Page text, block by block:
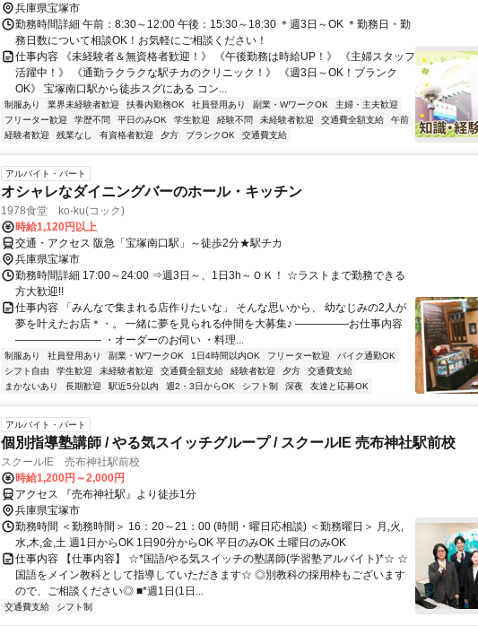
兵庫県宝塚市
勤務時間詳細 午前：8:30～12:00 午後：15:30～18:30 ＊週3日～OK ＊勤務日・勤
務日数について相談OK！お気軽にご相談ください！
仕事内容 《未経験者＆無資格者歓迎！》 《午後勤務は時給UP！》 《主婦スタッフ
活躍中！》 《通勤ラクラクな駅チカのクリニック！》 《週3日～OK！ブランク
OK》 宝塚南口駅から徒歩スグにある コン...
制服あり 業界未経験者歓迎 扶養内勤務OK 社員登用あり 副業・WワークOK
主婦・主夫歓迎
フリーター歓迎
学歴不問 平日のみOK 学生歓迎 経験不問 未経験者歓迎 交通費全額支給
午前
経験者歓迎
残業なし 有資格者歓迎 夕方 ブランクOK 交通費支給
アルバイト・パート
オシャレなダイニングバーのホール・キッチン
1978食堂 ko-ku(コック)
時給1,120円以上
交通・アクセス 阪急「宝塚南口駅」～徒歩2分★駅チカ
兵庫県宝塚市
勤務時間詳細 17:00～24:00 ⇒週3日～、1日3h～ＯＫ！ ☆ラストまで勤務できる
方大歓迎!!
仕事内容 「みんなで集まれる店作りたいな」 そんな思いから、 幼なじみの2人が
夢を叶えたお店＊・。 一緒に夢を見られる仲間を大募集♪ ―――――お仕事内容
―――――――― ・オーダーのお伺い ・料理...
制服あり 社員登用あり 副業・WワークOK 1日4時間以内OK フリーター歓迎
バイク通勤OK
シフト自由
学生歓迎 未経験者歓迎 交通費全額支給 経験者歓迎 夕方
交通費支給
まかないあり
長期歓迎 駅近5分以内 週2・3日からOK シフト制 深夜 友達と応募OK
アルバイト・パート
個別指導塾講師 / やる気スイッチグループ / スクールIE 売布神社駅前校
スクールIE 売布神社駅前校
時給1,200円～2,000円
アクセス 『売布神社駅』より徒歩1分
兵庫県宝塚市
勤務時間 ＜勤務時間＞ 16：20～21：00 (時間・曜日応相談) ＜勤務曜日＞ 月,火,
水,木,金,土 週1日からOK 1日90分からOK 平日のみOK 土曜日のみOK
仕事内容 【仕事内容】 ☆*国語/やる気スイッチの塾講師(学習塾アルバイト)*☆ ☆
国語をメイン教科として指導していただきます☆ ◎別教科の採用枠もございます
ので、ご相談ください◎ ■*週1日(1日...
交通費支給 シフト制